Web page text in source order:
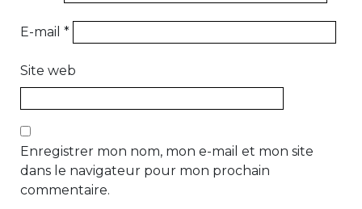
E-mail *
Site web
Enregistrer mon nom, mon e-mail et mon site
dans le navigateur pour mon prochain
commentaire.